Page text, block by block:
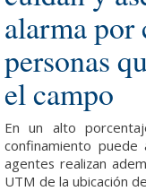
alarma por
personas
el campo
En un alto
confinamiento puede
agentes realizan
UTM de la ubicación